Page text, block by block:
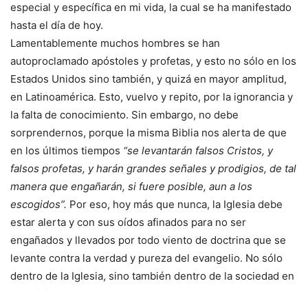
especial y específica en mi vida, la cual se ha manifestado
hasta el día de hoy.
Lamentablemente muchos hombres se han
autoproclamado apóstoles y profetas, y esto no sólo en los
Estados Unidos sino también, y quizá en mayor amplitud,
en Latinoamérica. Esto, vuelvo y repito, por la ignorancia y
la falta de conocimiento. Sin embargo, no debe
sorprendernos, porque la misma Biblia nos alerta de que
en los últimos tiempos “se levantarán falsos Cristos, y
falsos profetas, y harán grandes señales y prodigios, de tal
manera que engañarán, si fuere posible, aun a los
escogidos”. Por eso, hoy más que nunca, la Iglesia debe
estar alerta y con sus oídos afinados para no ser
engañados y llevados por todo viento de doctrina que se
levante contra la verdad y pureza del evangelio. No sólo
dentro de la Iglesia, sino también dentro de la sociedad en